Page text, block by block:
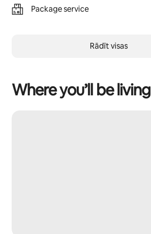
Package service
Rādīt visas
Where you’ll be living